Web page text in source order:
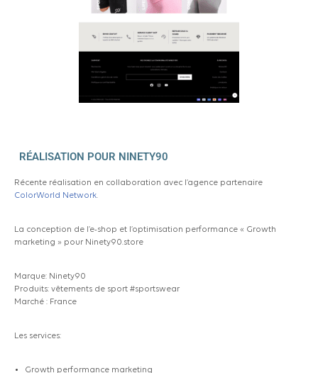
RÉALISATION POUR NINETY90
Récente réalisation en collaboration avec l’agence partenaire
ColorWorld Network.
La conception de l’e-shop et l’optimisation performance « Growth
marketing » pour Ninety90.store
Marque: Ninety90
Produits: vêtements de sport #sportswear
Marché : France
Les services:
Growth performance marketing